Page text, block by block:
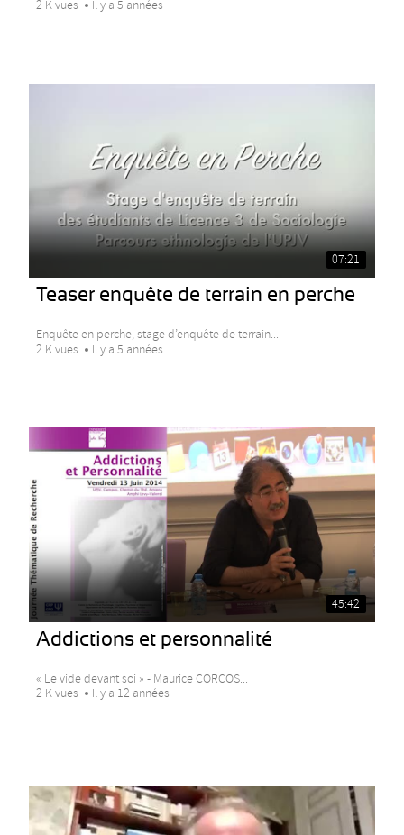
2 K vues Il y a 5 années
07:21
Teaser enquête de terrain en perche
Enquête en perche, stage d’enquête de terrain...
2 K vues
Il y a 5 années
45:42
Addictions et personnalité
« Le vide devant soi » - Maurice CORCOS...
2 K vues
Il y a 12 années